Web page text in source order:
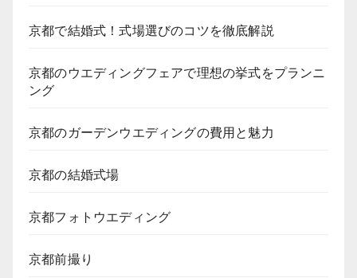
京都で結婚式！式場選びのコツを徹底解説
京都のウエディングフェアで理想の挙式をプランニ
ング
京都のガーデンウエディングの費用と魅力
京都の結婚式場
京都フォトウエディング
京都前撮り